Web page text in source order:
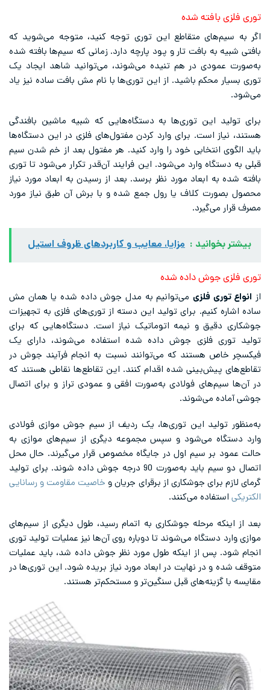
توری فلزی بافته شده
اگر به سیم‌های متقاطع این توری توجه کنید، متوجه می‌شوید که
بافتی شبیه به بافت تار و پود پارچه دارد. زمانی که سیم‌ها بافته شده
به‌صورت عمودی در هم تنیده می‌شوند، می‌توانید شاهد ایجاد یک
توری بسیار محکم باشید. از این توری‌ها با نام مش بافت ساده نیز یاد
می‌شود.
برای تولید این توری‌ها به دستگاه‌هایی که شبیه ماشین بافندگی
هستند، نیاز است. برای وارد کردن مفتول‌های فلزی در این دستگاه‌ها
باید الگوی انتخابی خود را وارد کنید. هر مفتول بعد از خم شدن سیم
قبلی به دستگاه وارد می‌شود. این فرایند آن‌قدر تکرار می‌شود تا توری
بافته شده به ابعاد مورد نظر برسد. بعد از رسیدن به ابعاد مورد نیاز
محصول بصورت کلاف یا رول جمع شده و با برش آن طبق نیاز مورد
مصرف قرار می‌گیرد.
بیشتر بخوانید : مزایا، معایب و کاربردهای ظروف استیل
توری فلزی جوش داده شده
از انواع توری فلزی می‌توانیم به مدل جوش داده شده یا همان مش
ساده اشاره کنیم. برای تولید این دسته از توری‌های فلزی به تجهیزات
جوشکاری دقیق و نیمه اتوماتیک نیاز است. دستگاه‌هایی که برای
تولید توری فلزی جوش داده شده استفاده می‌شوند، دارای یک
فیکسچر خاص هستند که می‌توانند نسبت به انجام فرآیند جوش در
تقاطع‌های پیش‌بینی شده اقدام کنند. این تقاطع‌ها نقاطی هستند که
در آن‌ها سیم‌های فولادی به‌صورت افقی و عمودی تراز و برای اتصال
جوشی آماده می‌شوند.
به‌منظور تولید این توری‌ها، یک ردیف از سیم جوش موازی فولادی
وارد دستگاه می‌شود و سپس مجموعه دیگری از سیم‌های موازی به
حالت عمود بر سیم اول در جایگاه مخصوص قرار می‌گیرند. حال محل
اتصال دو سیم باید به‌صورت 90 درجه جوش داده شوند. برای تولید
گرمای لازم برای جوشکاری از برقرای جریان و خاصیت مقاومت و رسانایی
الکتریکی استفاده می‌کنند.
بعد از اینکه مرحله جوشکاری به اتمام رسید، طول دیگری از سیم‌های
موازی وارد دستگاه می‌شوند تا دوباره روی آن‌ها نیز عملیات تولید توری
انجام شود. پس از اینکه طول مورد نظر جوش داده شد، باید عملیات
متوقف شده و در نهایت در ابعاد مورد نیاز بریده شود. این توری‌ها در
مقایسه با گزینه‌های قبل سنگین‌تر و مستحکم‌تر هستند.